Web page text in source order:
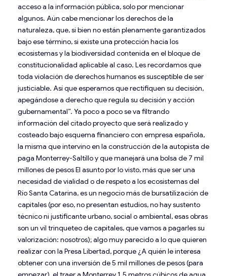
acceso a la información pública, solo por mencionar
algunos. Aún cabe mencionar los derechos de la
naturaleza, que, si bien no están plenamente garantizados
bajo ese término, si existe una protección hacia los
ecosistemas y la biodiversidad contenida en el bloque de
constitucionalidad aplicable al caso. Les recordamos que
toda violación de derechos humanos es susceptible de ser
justiciable. Así que esperamos que rectifiquen su decisión,
apegándose a derecho que regula su decisión y acción
gubernamental”. Ya poco a poco se va filtrando
información del citado proyecto que será realizado y
costeado bajo esquema financiero con empresa española,
la misma que intervino en la construcción de la autopista de
paga Monterrey-Saltillo y que manejará una bolsa de 7 mil
millones de pesos El asunto por lo visto, más que ser una
necesidad de vialidad o de respeto a los ecosistemas del
Río Santa Catarina, es un negocio más de bursatilización de
capitales (por eso, no presentan estudios, no hay sustento
técnico ni justificante urbano, social o ambiental, esas obras
son un vil trinqueteo de capitales, que vamos a pagarles su
valorización: nosotros); algo muy parecido a lo que quieren
realizar con la Presa Libertad, porque ¿A quién le interesa
obtener con una inversión de 5 mil millones de pesos (para